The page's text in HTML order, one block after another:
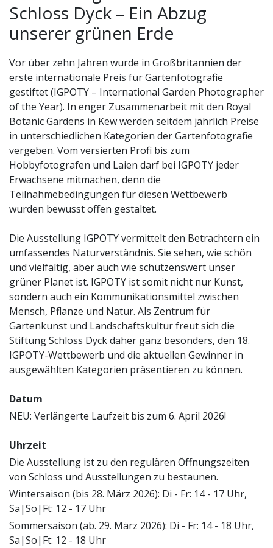
Schloss Dyck – Ein Abzug
unserer grünen Erde
Vor über zehn Jahren wurde in Großbritannien der
erste internationale Preis für Gartenfotografie
gestiftet (IGPOTY – International Garden Photographer
of the Year). In enger Zusammenarbeit mit den Royal
Botanic Gardens in Kew werden seitdem jährlich Preise
in unterschiedlichen Kategorien der Gartenfotografie
vergeben. Vom versierten Profi bis zum
Hobbyfotografen und Laien darf bei IGPOTY jeder
Erwachsene mitmachen, denn die
Teilnahmebedingungen für diesen Wettbewerb
wurden bewusst offen gestaltet.
Die Ausstellung IGPOTY vermittelt den Betrachtern ein
umfassendes Naturverständnis. Sie sehen, wie schön
und vielfältig, aber auch wie schützenswert unser
grüner Planet ist. IGPOTY ist somit nicht nur Kunst,
sondern auch ein Kommunikationsmittel zwischen
Mensch, Pflanze und Natur. Als Zentrum für
Gartenkunst und Landschaftskultur freut sich die
Stiftung Schloss Dyck daher ganz besonders, den 18.
IGPOTY-Wettbewerb und die aktuellen Gewinner in
ausgewählten Kategorien präsentieren zu können.
Datum
NEU: Verlängerte Laufzeit bis zum 6. April 2026!
Uhrzeit
Die Ausstellung ist zu den regulären Öffnungszeiten
von Schloss und Ausstellungen zu bestaunen.
Wintersaison (bis 28. März 2026): Di - Fr: 14 - 17 Uhr,
Sa|So|Ft: 12 - 17 Uhr
Sommersaison (ab. 29. März 2026): Di - Fr: 14 - 18 Uhr,
Sa|So|Ft: 12 - 18 Uhr